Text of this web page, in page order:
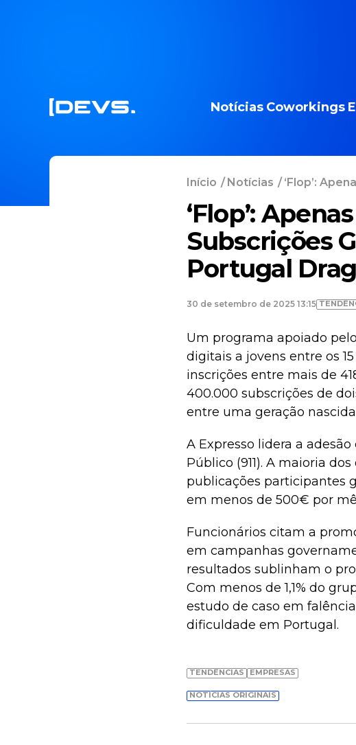
Notícias Coworkings
Início /Notícias / ‘Flop’:
‘Flop’:
Subscrições
Portugal Drag
30 de setembro de 2025 13:15
Um programa apoiado
digitais a jovens entre os
inscrições entre mais de
400.000 subscrições de
entre uma geração
A Expresso lidera a adesão
Público (911). A maioria
publicações participantes
em menos de 500€ por
Funcionários citam a
em campanhas
resultados sublinham o
Com menos de 1,1% do
estudo de caso em
dificuldade em Portugal.
TENDÊNCIAS EMPRESAS
NOTÍCIAS ORIGINAIS